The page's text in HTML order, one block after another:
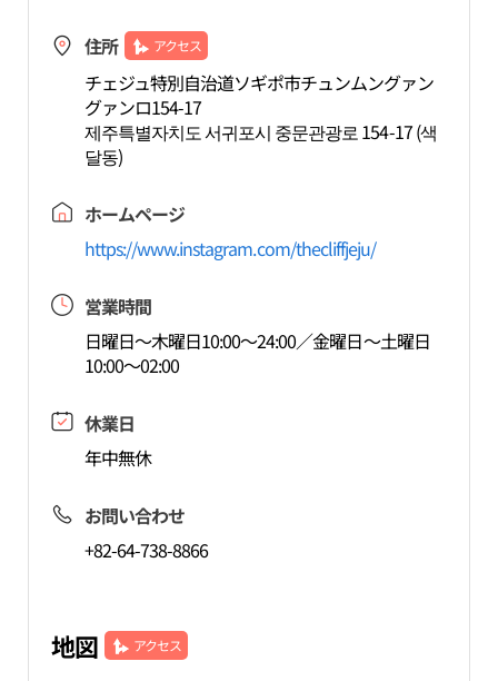
住所 アクセス
チェジュ特別自治道ソギポ市チュンムングァン
グァンロ154-17
제주특별자치도 서귀포시 중문관광로 154-17 (색
달동)
ホームページ
https://www.instagram.com/thecliffjeju/
営業時間
日曜日～木曜日10:00～24:00／金曜日～土曜日
10:00～02:00
休業日
年中無休
お問い合わせ
+82-64-738-8866
地図 アクセス